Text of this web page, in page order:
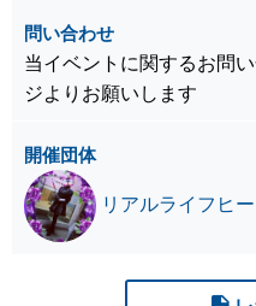
問い合わせ
当イベントに関するお問
ジよりお願いします
開催団体
リアルライフヒ